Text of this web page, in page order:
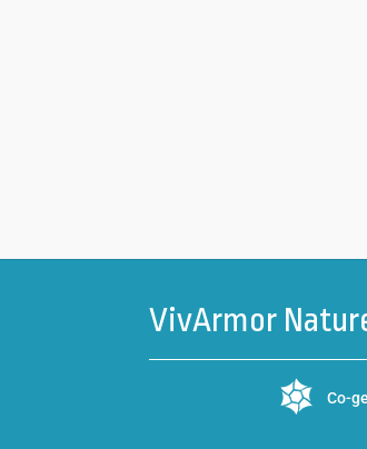
VivArmor
Co-